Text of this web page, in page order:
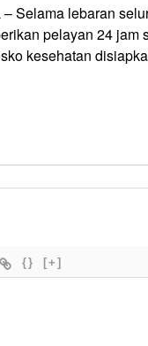
Selama lebaran
pelayan 24
kesehatan
{} [+]